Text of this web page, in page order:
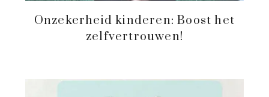
Onzekerheid kinderen: Boost het
zelfvertrouwen!